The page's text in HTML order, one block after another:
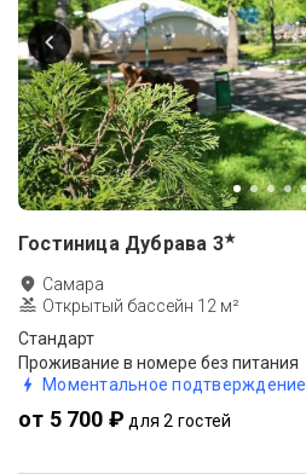
Гостиница Дубрава 3★
Самара
Открытый бассейн 12 м²
Стандарт
Проживание в номере без питания
Моментальное подтверждение
от 5 700 ₽ для 2 гостей